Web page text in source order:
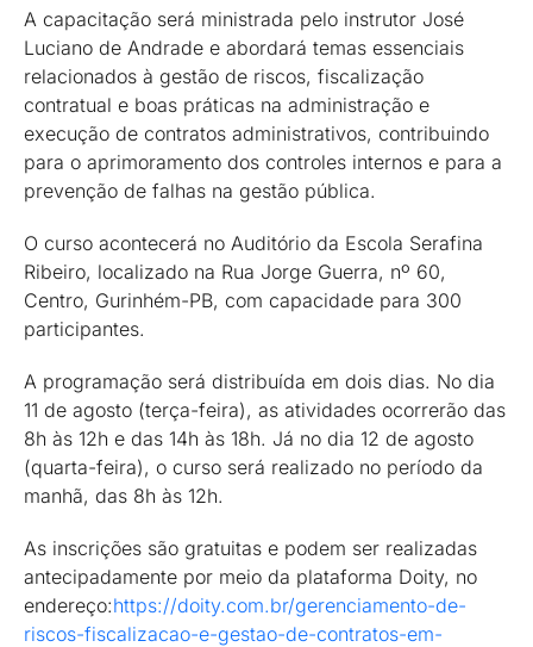
A capacitação será ministrada pelo instrutor José
Luciano de Andrade e abordará temas essenciais
relacionados à gestão de riscos, fiscalização
contratual e boas práticas na administração e
execução de contratos administrativos, contribuindo
para o aprimoramento dos controles internos e para a
prevenção de falhas na gestão pública.
O curso acontecerá no Auditório da Escola Serafina
Ribeiro, localizado na Rua Jorge Guerra, nº 60,
Centro, Gurinhém-PB, com capacidade para 300
participantes.
A programação será distribuída em dois dias. No dia
11 de agosto (terça-feira), as atividades ocorrerão das
8h às 12h e das 14h às 18h. Já no dia 12 de agosto
(quarta-feira), o curso será realizado no período da
manhã, das 8h às 12h.
As inscrições são gratuitas e podem ser realizadas
antecipadamente por meio da plataforma Doity, no
endereço:https://doity.com.br/gerenciamento-de-
riscos-fiscalizacao-e-gestao-de-contratos-em-